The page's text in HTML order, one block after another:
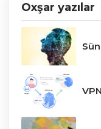
Oxşar yazılar